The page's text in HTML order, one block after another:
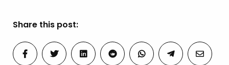
Share this post: